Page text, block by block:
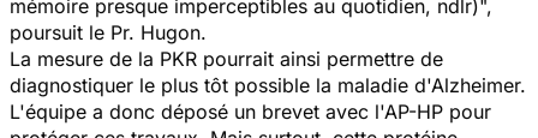
mémoire presque imperceptibles au quotidien, ndlr)",
poursuit le Pr. Hugon.
La mesure de la PKR pourrait ainsi permettre de
diagnostiquer le plus tôt possible la maladie d'Alzheimer.
L'équipe a donc déposé un brevet avec l'AP-HP pour